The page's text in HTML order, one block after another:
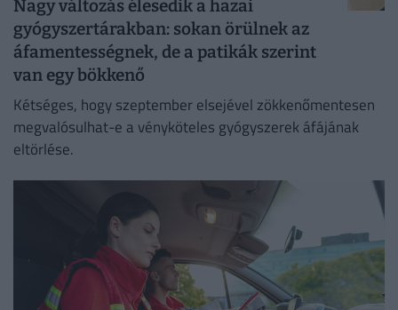
Nagy változás élesedik a hazai
gyógyszertárakban: sokan örülnek az
áfamentességnek, de a patikák szerint
van egy bökkenő
Kétséges, hogy szeptember elsejével zökkenőmentesen
megvalósulhat-e a vényköteles gyógyszerek áfájának
eltörlése.